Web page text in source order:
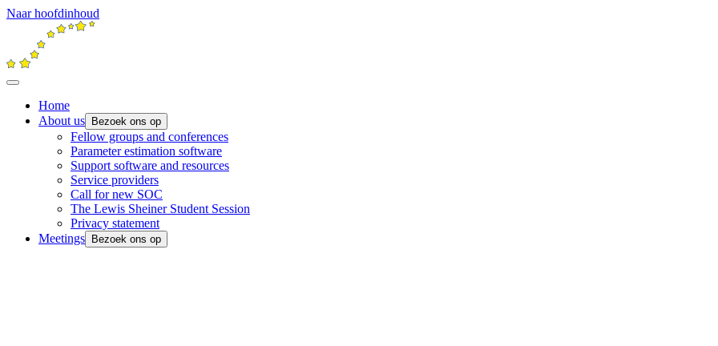
Naar hoofdinhoud
Home
About us
Bezoek ons op
Fellow groups and conferences
Parameter estimation software
Support software and resources
Service providers
Call for new SOC
The Lewis Sheiner Student Session
Privacy statement
Meetings
Bezoek ons op